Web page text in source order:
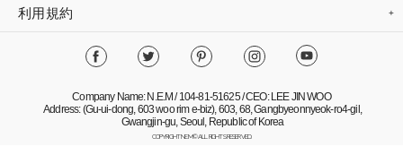
利用規約
Company Name: N.E.M / 104-81-51625 / CEO: LEE JIN WOO
Address: (Gu-ui-dong, 603 woo rim e-biz), 603, 68, Gangbyeonnyeok-ro4-gil,
Gwangjin-gu, Seoul, Republic of Korea
COPYRIGHT NEM© ALL RIGHTS RESERVED.